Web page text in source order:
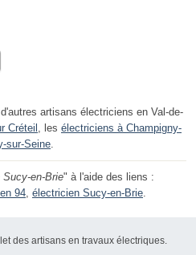
artisans électriciens en Val-de-
Créteil , les électriciens à Champigny-
sur-Seine.
en-Brie" à l'aide des liens :
94, électricien Sucy-en-Brie.
des artisans en travaux électriques.